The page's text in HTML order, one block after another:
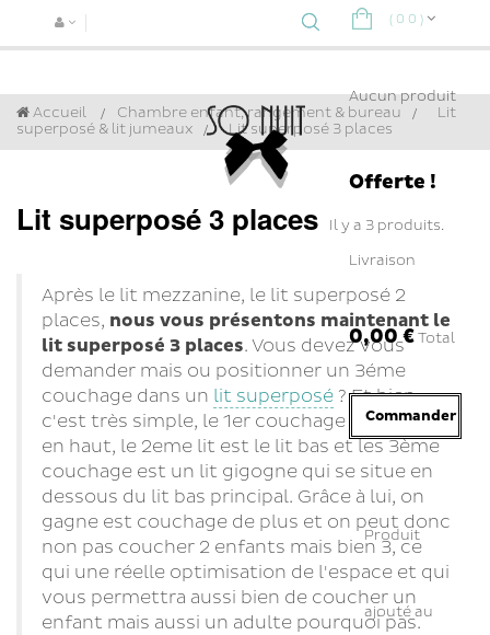
( 0 0 )
Aucun produit
Offerte !
Livraison
0,00 €Total
Commander
Produit
ajouté au
Accueil Chambre enfant, rangement & bureau >
Lit
superposé & lit jumeaux
> Lit superposé 3 places
Lit superposé 3 places Il y a 3 produits.
Après le lit mezzanine, le lit superposé 2
places, nous vous présentons maintenant le
lit superposé 3 places. Vous devez vous
demander mais ou positionner un 3éme
couchage dans un lit superposé ? Et bien,
c'est très simple, le 1er couchage se trouve
en haut, le 2eme lit est le lit bas et les 3ème
couchage est un lit gigogne qui se situe en
dessous du lit bas principal. Grâce à lui, on
gagne est couchage de plus et on peut donc
non pas coucher 2 enfants mais bien 3, ce
qui une réelle optimisation de l'espace et qui
vous permettra aussi bien de coucher un
enfant mais aussi un adulte pourquoi pas.